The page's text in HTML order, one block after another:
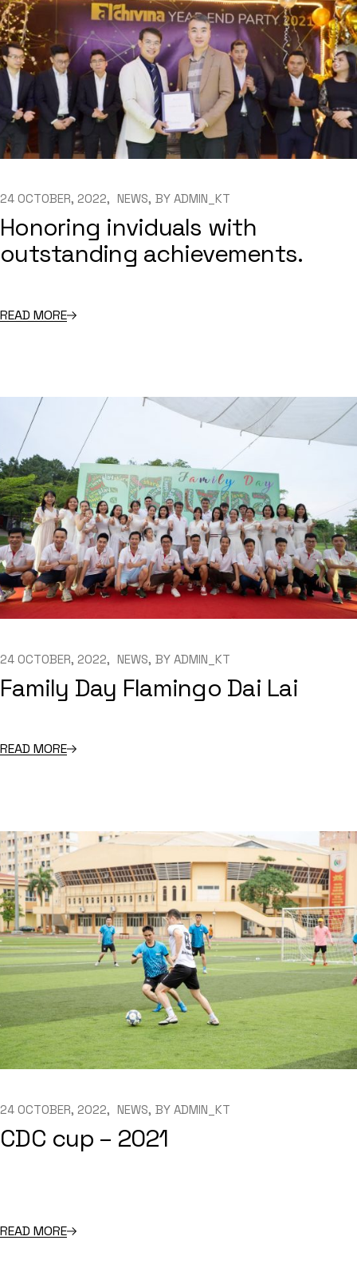
24 OCTOBER, 2022 NEWS BY ADMIN_KT
Honoring inviduals with
outstanding achievements.
READ MORE
24 OCTOBER, 2022 NEWS BY ADMIN_KT
Family Day Flamingo Dai Lai
READ MORE
24 OCTOBER, 2022 NEWS BY ADMIN_KT
CDC cup – 2021
READ MORE